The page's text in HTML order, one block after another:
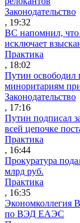
Законодательство
, 19:32
ВС напомнил, что
исключает
Практика
, 18:02
Путин освободил
миноритариям
Законодательство
, 17:16
Путин подписал
всей цепочке
Практика
, 16:44
Прокуратура
млрд руб.
Практика
, 16:35
Экономколлегия
по ВЭД ЕАЭС